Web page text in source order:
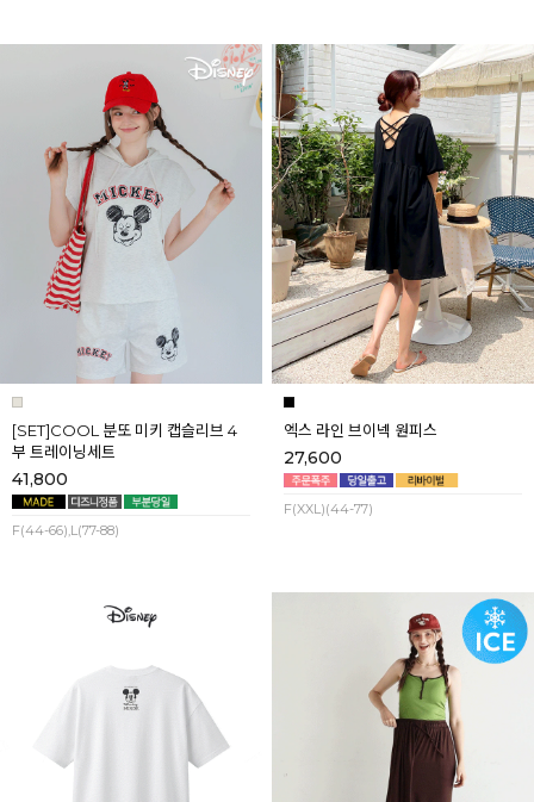
[SET]COOL 분또 미키 캡슬리브 4
부 트레이닝세트
41,800
F(44-66),L(77-88)
엑스 라인 브이넥 원피스
27,600
F(XXL)(44-77)